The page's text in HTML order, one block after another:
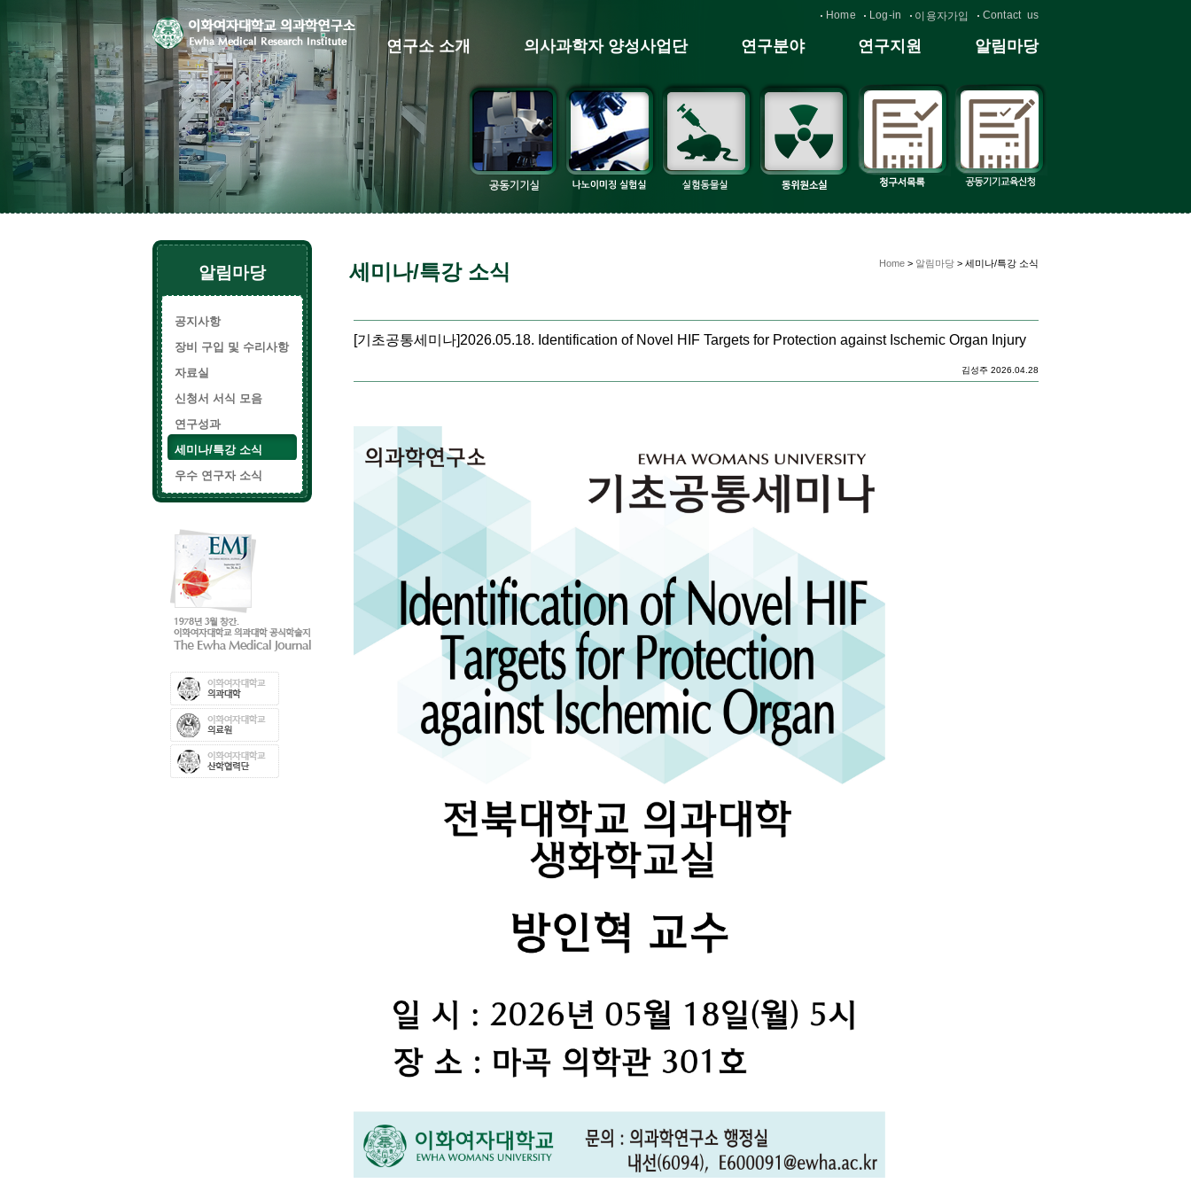
Home Log-in 이용자가입 Contact us
연구소 소개 의사과학자 양성사업단 연구분야 연구지원 알림마당
알림마당
공지사항
장비 구입 및 수리사항
자료실
신청서 서식 모음
연구성과
세미나/특강 소식
우수 연구자 소식
세미나/특강 소식 Home > 알림마당 > 세미나/특강 소식
[기초공통세미나]2026.05.18. Identification of Novel HIF Targets for Protection against Ischemic Organ Injury
김성주 2026.04.28